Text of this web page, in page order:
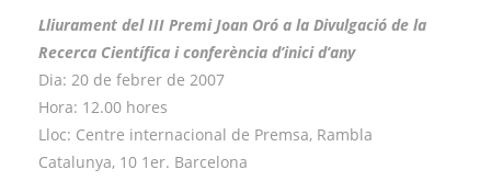
Lliurament del III Premi Joan Oró a la Divulgació de la
Recerca Científica i conferència d’inici d’any
Dia: 20 de febrer de 2007
Hora: 12.00 hores
Lloc: Centre internacional de Premsa, Rambla
Catalunya, 10 1er. Barcelona